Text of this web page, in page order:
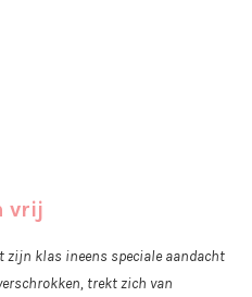
vrij
klas ineens speciale aandacht
trekt zich van